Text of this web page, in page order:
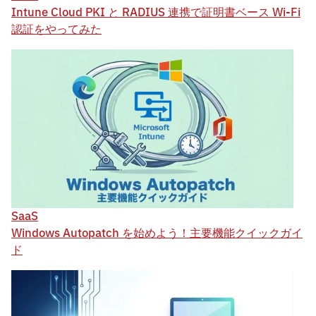
Intune Cloud PKI と RADIUS 連携で証明書ベース Wi-Fi
認証をやってみた
SaaS
Windows Autopatch を始めよう！主要機能クイックガイ
ド